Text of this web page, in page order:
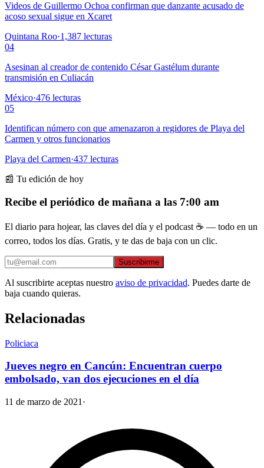
Videos de Guillermo Ochoa confirman que danzante acusado de
acoso sexual sigue en Xcaret
Quintana Roo·1,387 lecturas
04
Asesinan al creador de contenido César Gastélum durante
transmisión en Culiacán
México·476 lecturas
05
Identifican número con que amenazaron a regidores de Playa del
Carmen y otros funcionarios
Playa del Carmen·437 lecturas
📰 Tu edición de hoy
Recibe el periódico de mañana a las 7:00 am
El diario para hojear, las claves del día y el podcast ☕ — todo en un
correo, todos los días. Gratis, y te das de baja con un clic.
Suscribirme
Al suscribirte aceptas nuestro aviso de privacidad. Puedes darte de
baja cuando quieras.
Relacionadas
Policiaca
Jueves negro en Cancún: Encuentran cuerpo
embolsado, van dos ejecuciones en el día
11 de marzo de 2021 ·